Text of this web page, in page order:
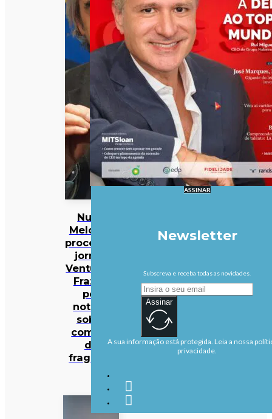
Nuno
Melo vai
processar
jornal,
Ventura e
Frazão
por
notícia
sobre
compra
de
fragatas
ASSINAR
Newsletter
Subscreva e receba todas as novidades.
Assinar
A sua informação está protegida. Leia a nossa
privacidade.